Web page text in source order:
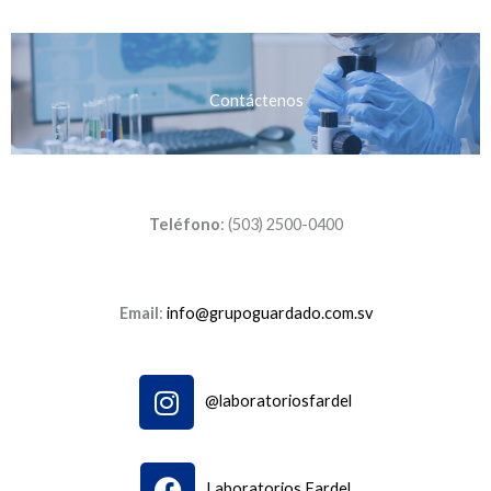
Contáctenos
Teléfono: (503) 2500-0400
Email: info@grupoguardado.com.sv
I
n
t
@laboratoriosfardel
F